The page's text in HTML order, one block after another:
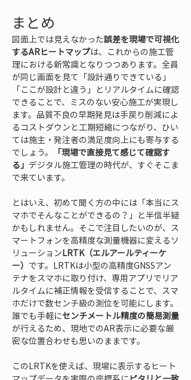
まとめ
図面上では見えなかった誤差を現場で可視化
するARヒートマップは、これからの施工管
理における新常識となりつつあります。全員
が同じ画面を見て「設計通りできている」
「ここが設計と違う」とリアルタイムに確認
できることで、ミスのない安心施工が実現し
ます。品質不良の早期発見は手戻り削減によ
るコストダウンと工期短縮につながり、ひい
ては施主・発注者の満足度向上にも寄与する
でしょう。
「現場で直接見て感じて確認す
る」 デジタル施工管理の時代が、すぐそこま
で来ています。
とはいえ、初めて聞く方の中には「本当にス
マホでそんなことができるの？」と半信半疑
かもしれません。そこで注目したいのが、ス
マートフォンを高精度な測量機器に変えるソ
リューションLRTK（エルアールティーケ
ー） です。LRTKは小型の高精度GNSSアン
テナをスマホに取り付け、専用アプリでリア
ルタイムに補正情報を受信することで、スマ
ホだけで数センチ級の測位を可能にします。
誰でも手軽にセンチメートル精度の簡易測量
が行えるため、現地でのAR表示に必要な厳
密な位置合わせも思いのままです。
このLRTKを使えば、現場に表示するヒート